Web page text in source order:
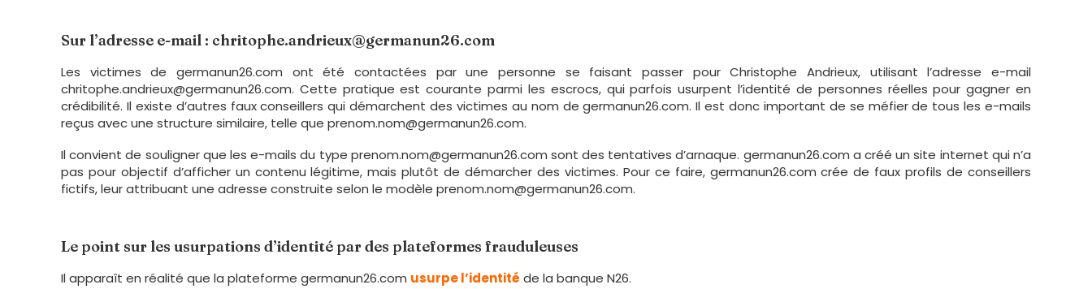
Sur l’adresse e-mail : chritophe.andrieux@germanun26.com
Les victimes de germanun26.com ont été contactées par une personne se faisant passer pour Christophe Andrieux, utilisant l’adresse e-mail
chritophe.andrieux@germanun26.com. Cette pratique est courante parmi les escrocs, qui parfois usurpent l’identité de personnes réelles pour gagner en
crédibilité. Il existe d’autres faux conseillers qui démarchent des victimes au nom de germanun26.com. Il est donc important de se méfier de tous les e-mails
reçus avec une structure similaire, telle que prenom.nom@germanun26.com.
Il convient de souligner que les e-mails du type prenom.nom@germanun26.com sont des tentatives d’arnaque. germanun26.com a créé un site internet qui n’a
pas pour objectif d’afficher un contenu légitime, mais plutôt de démarcher des victimes. Pour ce faire, germanun26.com crée de faux profils de conseillers
fictifs, leur attribuant une adresse construite selon le modèle prenom.nom@germanun26.com.
Le point sur les usurpations d’identité par des plateformes frauduleuses
Il apparaît en réalité que la plateforme germanun26.com usurpe l’identité de la banque N26.